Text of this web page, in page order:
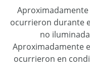
Aproximadamente
ocurrieron durante
no
Aproximadamente
ocurrieron en